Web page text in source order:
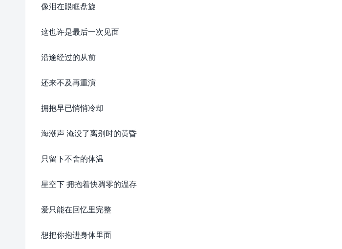
像泪在眼眶盘旋
这也许是最后一次见面
沿途经过的从前
还来不及再重演
拥抱早已悄悄冷却
海潮声 淹没了离别时的黄昏
只留下不舍的体温
星空下 拥抱着快凋零的温存
爱只能在回忆里完整
想把你抱进身体里面